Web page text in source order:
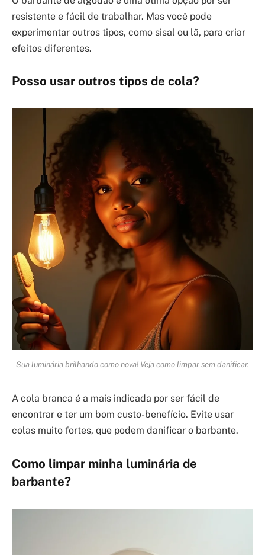
resistente e fácil de trabalhar. Mas você pode
experimentar outros tipos, como sisal ou lã, para criar
efeitos diferentes.
Posso usar outros tipos de cola?
Sua luminária brilhando como nova! Veja como limpar sem danificar.
A cola branca é a mais indicada por ser fácil de
encontrar e ter um bom custo-benefício. Evite usar
colas muito fortes, que podem danificar o barbante.
Como limpar minha luminária de
barbante?